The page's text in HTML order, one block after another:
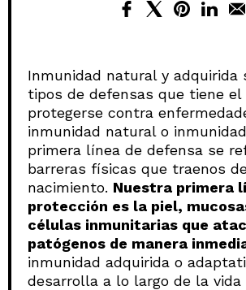
Inmunidad natural y adquirida
tipos de defensas que tiene el
protegerse contra
inmunidad natural o
primera línea de defensa se
barreras físicas que traenos
nacimiento. Nuestra primera
protección es la piel,
células inmunitarias que
patógenos de manera
inmunidad adquirida o
desarrolla a lo largo de la vida